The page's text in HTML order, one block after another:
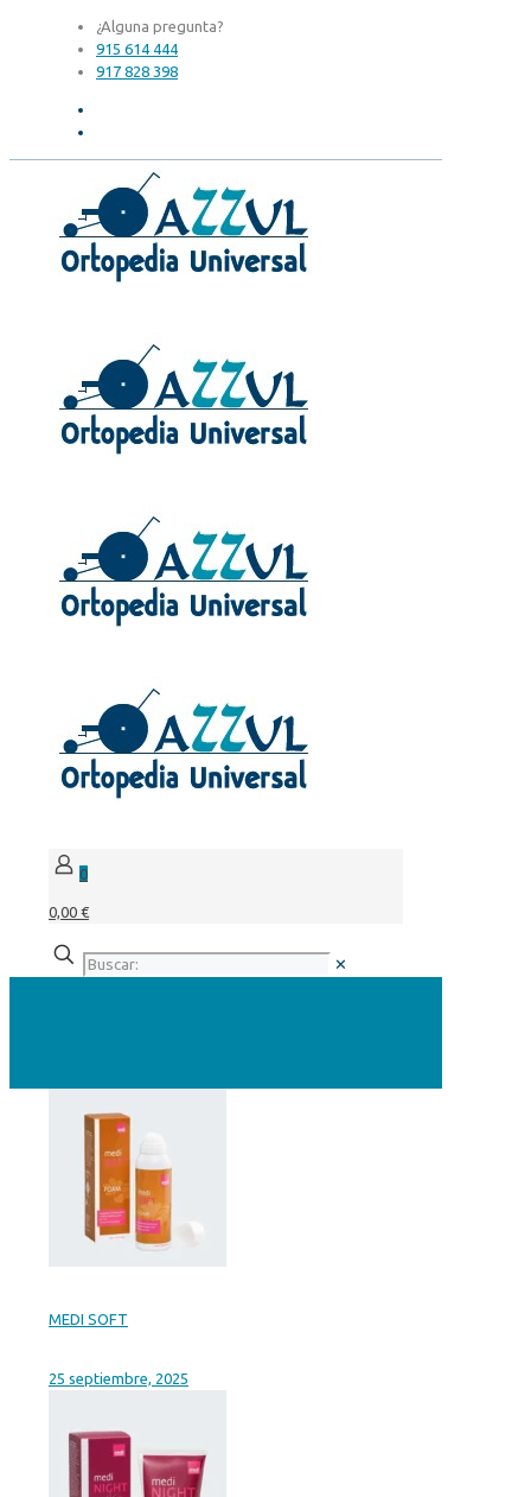
¿Alguna pregunta?
915 614 444
917 828 398
0
0,00 €
✕
MEDI SOFT
25 septiembre, 2025